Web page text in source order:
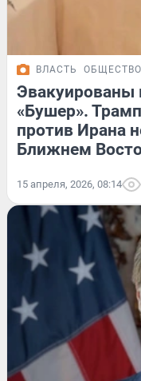
ВЛАСТЬ ОБЩЕСТВО
Эвакуированы
«Бушер».
против Ирана
Ближнем
15 апреля, 2026, 08:14